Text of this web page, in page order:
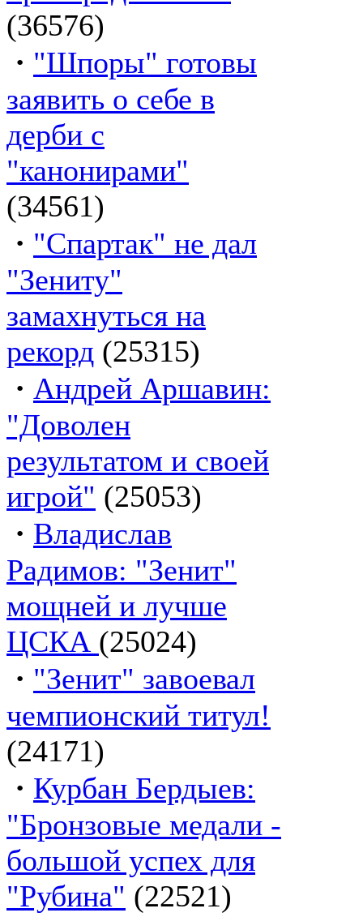
(36576)
· "Шпоры" готовы
заявить о себе в
дерби с
"канонирами"
(34561)
· "Спартак" не дал
"Зениту"
замахнуться на
рекорд (25315)
· Андрей Аршавин:
"Доволен
результатом и своей
игрой" (25053)
· Владислав
Радимов: "Зенит"
мощней и лучше
ЦСКА (25024)
· "Зенит" завоевал
чемпионский титул!
(24171)
· Курбан Бердыев:
"Бронзовые медали -
большой успех для
"Рубина" (22521)